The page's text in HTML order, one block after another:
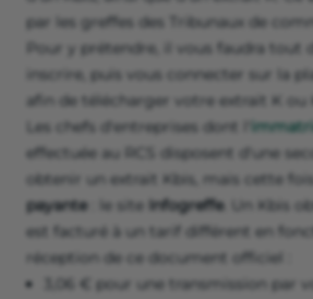
par les greffes des Tribunaux de
Pour y prétendre, il vous faudra tout
inscrire, puis vous connecter sur la
afin de télécharger votre extrait K ou
Les chefs d'entreprises dont l'
effectuée au RCS disposent d'une
obtenir un extrait Kbis, mais cette
payante: le site Infogreffe. Un Kbis
est facturé à un tarif différent en
réception de ce document officiel :
3,06 € pour une transmission par